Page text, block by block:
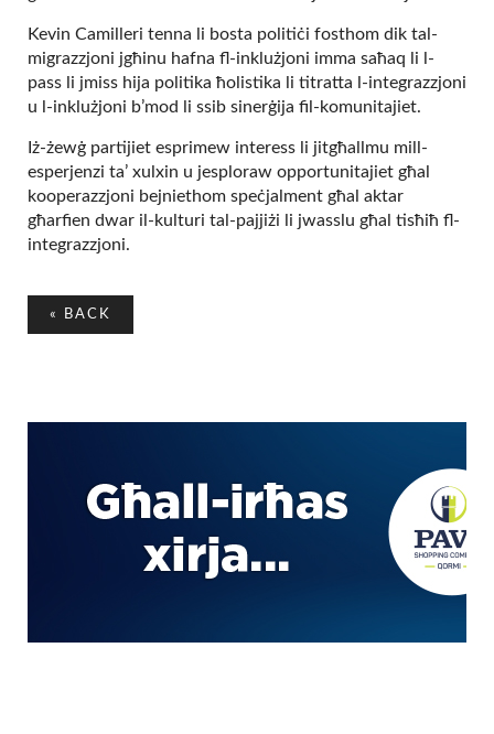
Kevin Camilleri tenna li bosta politiċi fosthom dik tal-
migrazzjoni jgħinu hafna fl-inklużjoni imma saħaq li l-
pass li jmiss hija politika ħolistika li titratta l-integrazzjoni
u l-inklużjoni b’mod li ssib sinerġija fil-komunitajiet.
Iż-żewġ partijiet esprimew interess li jitgħallmu mill-
esperjenzi ta’ xulxin u jesploraw opportunitajiet għal
kooperazzjoni bejniethom speċjalment għal aktar
għarfien dwar il-kulturi tal-pajjiżi li jwasslu għal tisħiħ fl-
integrazzjoni.
« BACK